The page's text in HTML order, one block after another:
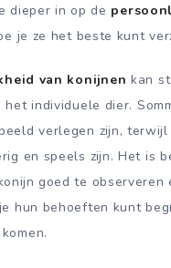
dieper in op de
je ze het beste kunt
van konijnen kan
individuele dier.
verlegen zijn,
en speels zijn. Het is
goed te observeren
hun behoeften kunt